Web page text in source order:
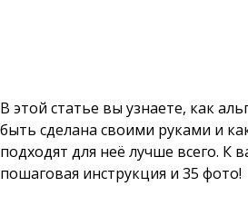
В этой статье вы узнаете, как
быть сделана своими руками и
подходят для неё лучше всего.
пошаговая инструкция и 35 фото!